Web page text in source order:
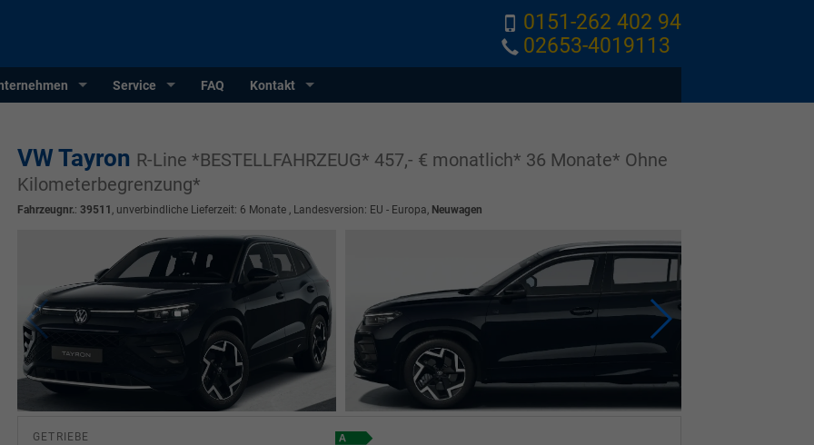
0151-262 402 94
02653-4019113
Service FAQ Kontakt
VW Tayron R-Line *BESTELLFAHRZEUG* 457,- € monatlich* 36 Monate* Ohne
Kilometerbegrenzung*
Fahrzeugnr.: 39511 , unverbindliche Lieferzeit: 6 Monate, Landesversion: EU - Europa, Neuwagen
GETRIEBE